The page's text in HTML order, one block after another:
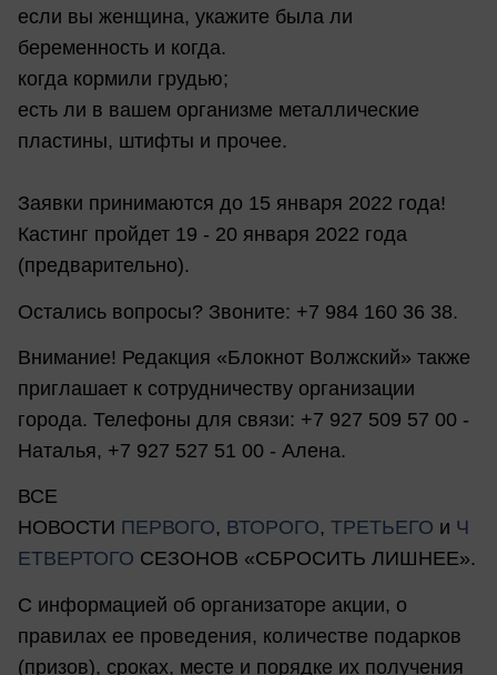
если вы женщина, укажите была ли
беременность и когда.
когда кормили грудью;
есть ли в вашем организме металлические
пластины, штифты и прочее.
Заявки принимаются до 15 января 2022 года!
Кастинг пройдет 19 - 20 января 2022 года
(предварительно).
Остались вопросы? Звоните: +7 984 160 36 38.
Внимание! Редакция «Блокнот Волжский» также
приглашает к сотрудничеству организации
города. Телефоны для связи: +7 927 509 57 00 -
Наталья, +7 927 527 51 00 - Алена.
ВСЕ
НОВОСТИ ПЕРВОГО, ВТОРОГО, ТРЕТЬЕГО и Ч
ЕТВЕРТОГО СЕЗОНОВ «СБРОСИТЬ ЛИШНЕЕ».
С информацией об организаторе акции, о
правилах ее проведения, количестве подарков
(призов), сроках, месте и порядке их получения